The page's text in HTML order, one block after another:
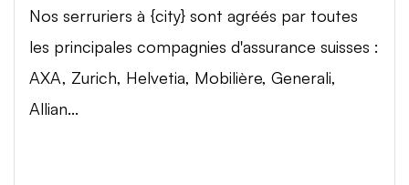
Nos serruriers à {city} sont agréés par toutes
les principales compagnies d'assurance suisses :
AXA, Zurich, Helvetia, Mobilière, Generali,
Allian...